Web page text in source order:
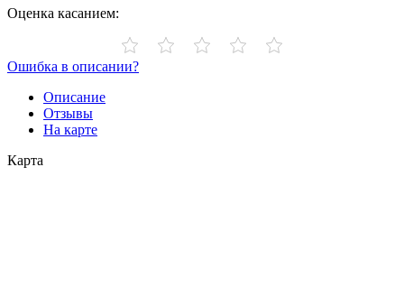
Оценка касанием:
Ошибка в описании?
Описание
Отзывы
На карте
Карта